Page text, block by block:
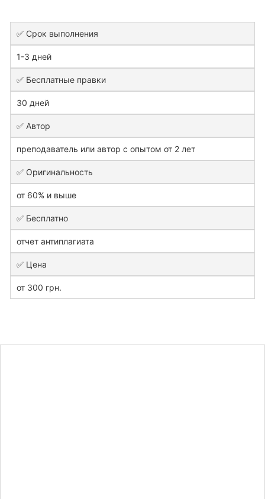
✅ Срок выполнения
1-3 дней
✅ Бесплатные правки
30 дней
✅ Автор
преподаватель или автор с опытом от 2 лет
✅ Оригинальность
от 60% и выше
✅ Бесплатно
отчет антиплагиата
✅ Цена
от 300 грн.